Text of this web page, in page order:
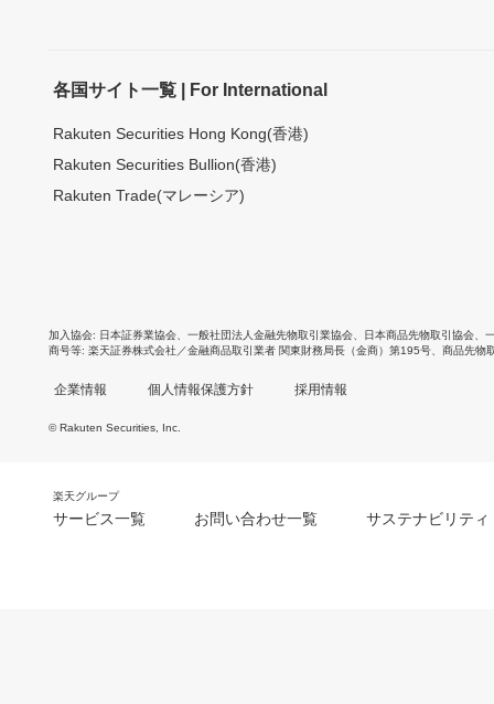
各国サイト一覧 | For International
Rakuten Securities Hong Kong(香港)
Rakuten Securities Bullion(香港)
Rakuten Trade(マレーシア)
加入協会 日本証券業協会 一般社団法人金融先物取引業協会 日本商品先物取引協会
商号等 楽天証券株式会社／金融商品取引業者 関東財務局長（金商）第195号、商品先物
企業情報 個人情報保護方針 採用情報
© Rakuten Securities, Inc.
楽天グループ
サービス一覧 お問い合わせ一覧 サステナビリティ